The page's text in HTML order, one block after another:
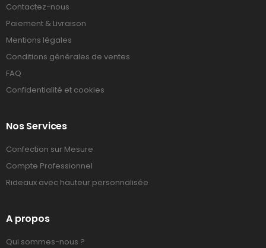
Contactez-nous
Paiement & Livraison
Mentions légales
Conditions générales de ventes
FAQ
Confidentialité et cookies
Nos Services
Confection sur Mesure
Compte Professionnel
Rideaux avec hauteur personnalisée
A propos
Qui sommes-nous ?